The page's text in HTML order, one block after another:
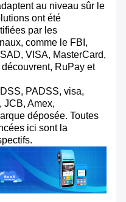
au niveau sûr le
ont été
par les
comme le FBI,
VISA, MasterCard,
RuPay et
PADSS, visa,
JCB, Amex,
déposée. Toutes
ici sont la